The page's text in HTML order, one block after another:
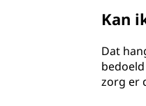
Kan
Dat
zorg er